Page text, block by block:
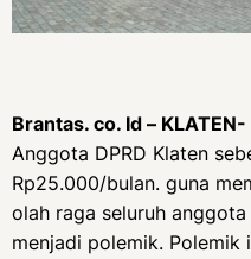
Brantas. co. Id – KLATEN-
Anggota DPRD Klaten
Rp25.000/bulan. guna
olah raga seluruh
menjadi polemik. Polemik